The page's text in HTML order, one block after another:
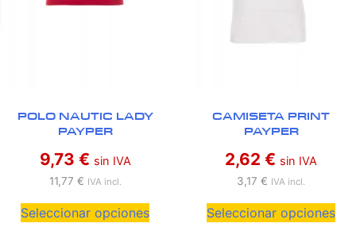
POLO NAUTIC LADY
PAYPER
9,73 € sin IVA
11,77 € IVA incl.
Seleccionar opciones
CAMISETA PRINT
PAYPER
2,62 € sin IVA
3,17 € IVA incl.
Seleccionar opciones